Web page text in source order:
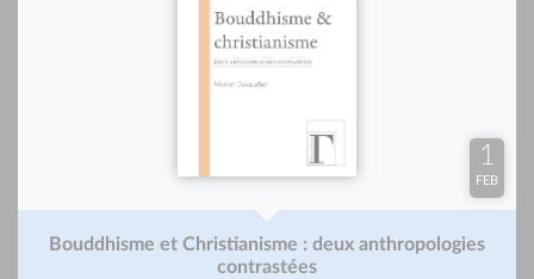
1
FEB
Bouddhisme et Christianisme : deux anthropologies
contrastées